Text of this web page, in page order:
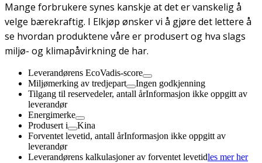
Mange forbrukere synes kanskje at det er vanskelig å
velge bærekraftig. I Elkjøp ønsker vi å gjøre det lettere å
se hvordan produktene våre er produsert og hva slags
miljø- og klimapåvirkning de har.
Leverandørens EcoVadis-score
Miljømerking av tredjepart
Ingen godkjenning
Tilgang til reservedeler, antall årInformasjon ikke oppgitt av
leverandør
Energimerke
Produsert i
Kina
Forventet levetid, antall årInformasjon ikke oppgitt av
leverandør
Leverandørens kalkulasjoner av forventet levetidles mer her